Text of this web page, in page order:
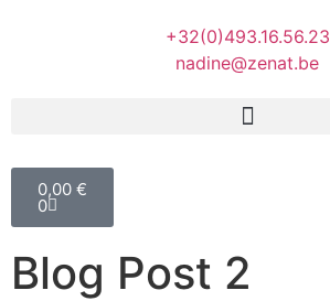
+32(0)493.16.56.23
nadine@zenat.be
0,00 €
0
Blog Post 2